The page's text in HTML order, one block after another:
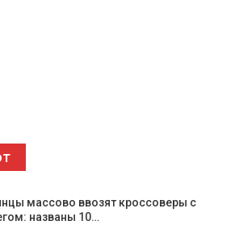
массово ввозят кроссоверы с
названы 10…